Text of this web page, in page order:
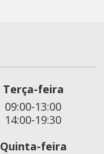
Terça-feira
09:00-13:00
14:00-19:30
Quinta-feira